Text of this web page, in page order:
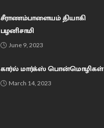
சீராணம்பாளையம் தியாகி
பழனிசாமி
June 9, 2023
கார்ல் மார்க்ஸ் பொன்மொழிகள்
March 14, 2023